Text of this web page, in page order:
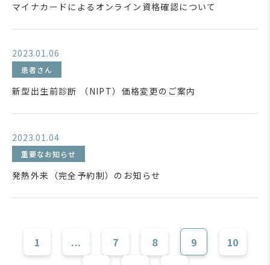
マイナカードによるオンライン資格確認について
2023.01.06
患者さん
新型出生前診断 （NIPT）価格変更のご案内
2023.01.04
重要なお知らせ
発熱外来（完全予約制）のお知らせ
1 ... 7 8 9
10